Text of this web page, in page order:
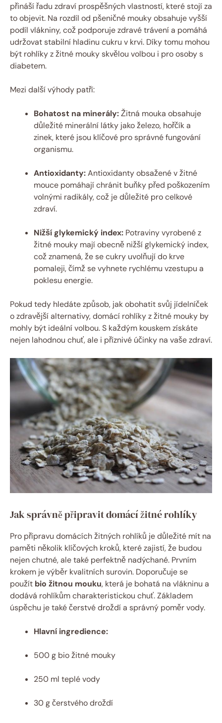
přináší řadu zdraví prospěšných vlastností, které stojí za
to objevit. Na rozdíl od pšeničné mouky obsahuje vyšší
podíl vlákniny, což podporuje zdravé trávení a pomáhá
udržovat stabilní hladinu cukru v krvi. Díky tomu mohou
být rohlíky z žitné mouky skvělou volbou i pro osoby s
diabetem.
Mezi další výhody patří:
Bohatost na minerály:Žitná mouka obsahuje
důležité minerální látky jako železo, hořčík a
zinek, které jsou klíčové pro správné fungování
organismu.
Antioxidanty:Antioxidanty obsažené v žitné
mouce pomáhají chránit buňky před poškozením
volnými radikály, což je důležité pro celkové
zdraví.
Nižší glykemický index: Potraviny vyrobené z
žitné mouky mají obecně nižší glykemický index,
což znamená, že se cukry uvolňují do krve
pomaleji, čímž se vyhnete rychlému vzestupu a
poklesu energie.
Pokud tedy hledáte způsob, jak obohatit svůj jídelníček
o zdravější alternativy, domácí rohlíky z žitné mouky by
mohly být ideální volbou. S každým kouskem získáte
nejen lahodnou chuť, ale i příznivé účinky na vaše zdraví.
Jak správně připravit domácí žitné rohlíky
Pro přípravu domácích žitných rohlíků je důležité mít na
paměti několik klíčových kroků, které zajistí, že budou
nejen chutné, ale také perfektně nadýchané. Prvním
krokem je výběr kvalitních surovin. Doporučuje se
použít bio žitnou mouku, která je bohatá na vlákninu a
dodává rohlíkům charakteristickou chuť. Základem
úspěchu je také čerstvé droždí a správný poměr vody.
Hlavní ingredience:
500 g bio žitné mouky
250 ml teplé vody
30 g čerstvého droždí